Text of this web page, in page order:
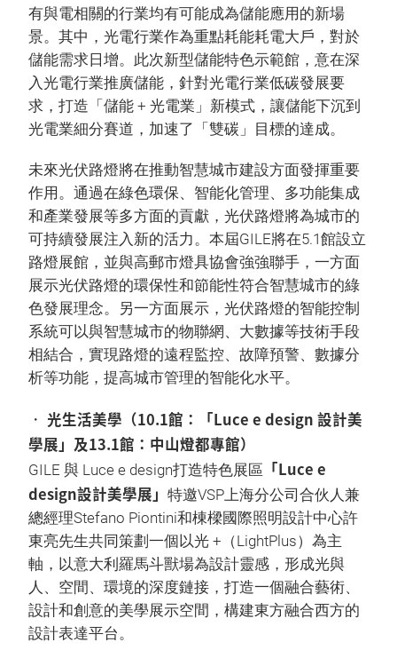
有與電相關的行業均有可能成為儲能應用的新場
景。其中，光電行業作為重點耗能耗電大戶，對於
儲能需求日增。此次新型儲能特色示範館，意在深
入光電行業推廣儲能，針對光電行業低碳發展要
求，打造「儲能 + 光電業」新模式，讓儲能下沉到
光電業細分賽道，加速了「雙碳」目標的達成。
未來光伏路燈將在推動智慧城市建設方面發揮重要
作用。通過在綠色環保、智能化管理、多功能集成
和產業發展等多方面的貢獻，光伏路燈將為城市的
可持續發展注入新的活力。本屆GILE將在5.1館設立
路燈展館，並與高郵市燈具協會強強聯手，一方面
展示光伏路燈的環保性和節能性符合智慧城市的綠
色發展理念。另一方面展示，光伏路燈的智能控制
系統可以與智慧城市的物聯網、大數據等技術手段
相結合，實現路燈的遠程監控、故障預警、數據分
析等功能，提高城市管理的智能化水平。
• 光生活美學（10.1館：「Luce e design 設計美
學展」及13.1館：中山燈都專館）
GILE 與 Luce e design打造特色展區 「Luce e
design設計美學展」 特邀VSP上海分公司合伙人兼
總經理Stefano Piontini和棟樑國際照明設計中心許
東亮先生共同策劃一個以光 +（LightPlus）為主
軸，以意大利羅馬斗獸場為設計靈感，形成光與
人、空間、環境的深度鏈接，打造一個融合藝術、
設計和創意的美學展示空間，構建東方融合西方的
設計表達平台。